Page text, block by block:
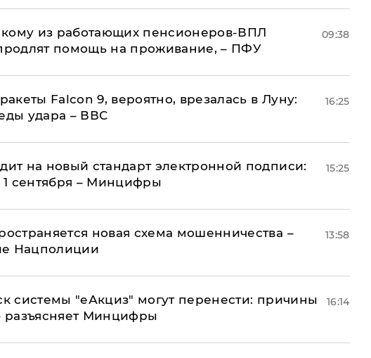
кому из работающих пенсионеров-ВПЛ
помощь на проживание, – ПФУ
09:38
Falcon 9, вероятно, врезалась в Луну:
удара – ВВС
16:25
на новый стандарт электронной подписи:
1 сентября – Минцифры
15:25
новая схема мошенничества –
Нацполиции
13:58
системы "еАкциз" могут перенести: причины
разъясняет Минцифры
16:14